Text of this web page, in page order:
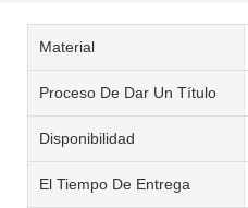
Material
Proceso De Dar Un Título
Disponibilidad
El Tiempo De Entrega